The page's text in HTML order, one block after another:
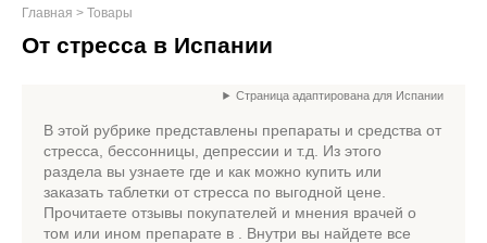
Главная > Товары
От стресса в Испании
Страница адаптирована для Испании
В этой рубрике представлены препараты и средства от
стресса, бессонницы, депрессии и т.д. Из этого
раздела вы узнаете где и как можно купить или
заказать таблетки от стресса по выгодной цене.
Прочитаете отзывы покупателей и мнения врачей о
том или ином препарате в . Внутри вы найдете все